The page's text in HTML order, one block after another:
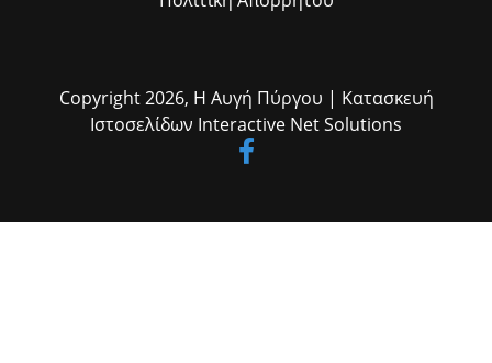
Copyright 2026, Η Αυγή Πύργου | Κατασκευή
Ιστοσελίδων Interactive Net Solutions